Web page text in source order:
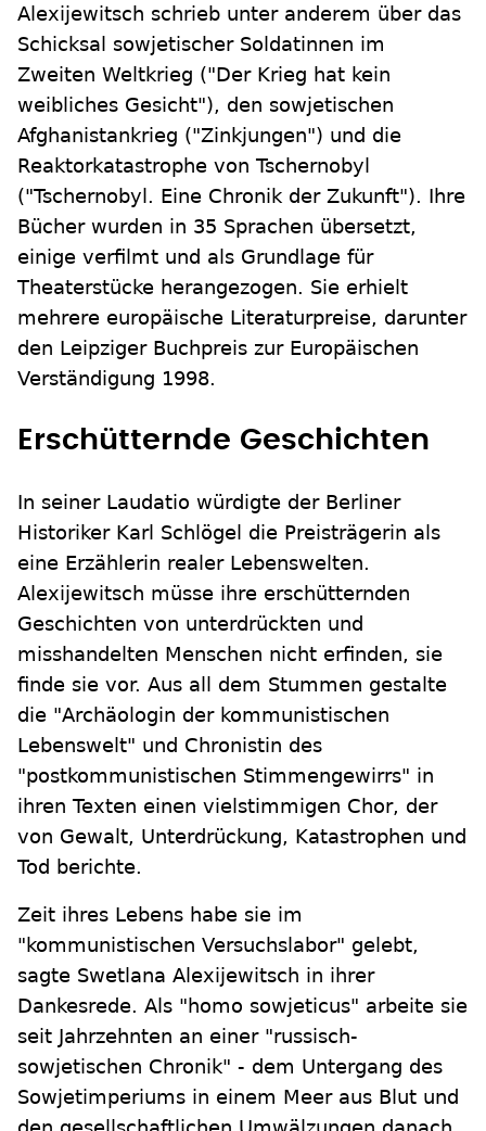
Alexijewitsch schrieb unter anderem über das
Schicksal sowjetischer Soldatinnen im
Zweiten Weltkrieg ("Der Krieg hat kein
weibliches Gesicht"), den sowjetischen
Afghanistankrieg ("Zinkjungen") und die
Reaktorkatastrophe von Tschernobyl
("Tschernobyl. Eine Chronik der Zukunft"). Ihre
Bücher wurden in 35 Sprachen übersetzt,
einige verfilmt und als Grundlage für
Theaterstücke herangezogen. Sie erhielt
mehrere europäische Literaturpreise, darunter
den Leipziger Buchpreis zur Europäischen
Verständigung 1998.
Erschütternde Geschichten
In seiner Laudatio würdigte der Berliner
Historiker Karl Schlögel die Preisträgerin als
eine Erzählerin realer Lebenswelten.
Alexijewitsch müsse ihre erschütternden
Geschichten von unterdrückten und
misshandelten Menschen nicht erfinden, sie
finde sie vor. Aus all dem Stummen gestalte
die "Archäologin der kommunistischen
Lebenswelt" und Chronistin des
"postkommunistischen Stimmengewirrs" in
ihren Texten einen vielstimmigen Chor, der
von Gewalt, Unterdrückung, Katastrophen und
Tod berichte.
Zeit ihres Lebens habe sie im
"kommunistischen Versuchslabor" gelebt,
sagte Swetlana Alexijewitsch in ihrer
Dankesrede. Als "homo sowjeticus" arbeite sie
seit Jahrzehnten an einer "russisch-
sowjetischen Chronik" - dem Untergang des
Sowjetimperiums in einem Meer aus Blut und